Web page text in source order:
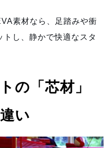
素材なら、足踏みや衝
し、静かで快適なスタ
の「芯材」
い